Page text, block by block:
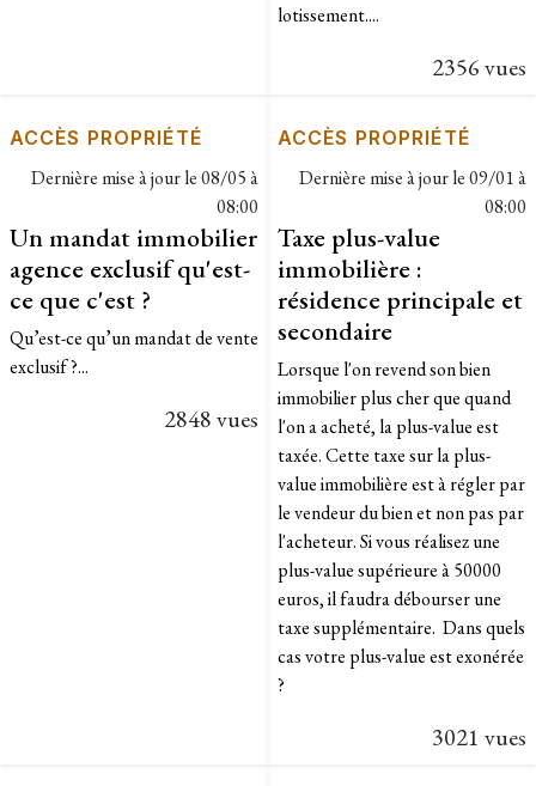
lotissement....
2356 vues
ACCÈS PROPRIÉTÉ
Dernière mise à jour le08/05 à
08:00
Un mandat immobilier
agence exclusif qu'est-
ce que c'est ?
Qu’est-ce qu’un mandat de vente
exclusif ?...
2848 vues
ACCÈS PROPRIÉTÉ
Dernière mise à jour le09/01 à
08:00
Taxe plus-value
immobilière :
résidence principale et
secondaire
​Lorsque l'on revend son bien
immobilier plus cher que quand
l'on a acheté, la plus-value est
taxée. Cette taxe sur la plus-
value immobilière est à régler par
le vendeur du bien et non pas par
l'acheteur. Si vous réalisez une
plus-value supérieure à 50000
euros, il faudra débourser une
taxe supplémentaire. Dans quels
cas votre plus-value est exonérée
?​
3021 vues